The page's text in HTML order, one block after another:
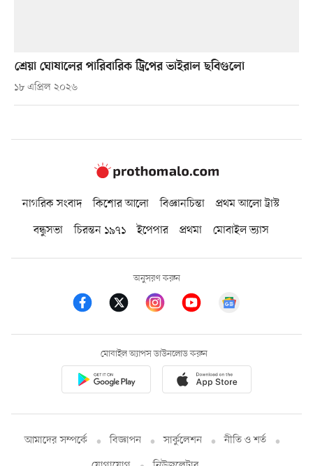
শ্রেয়া ঘোষালের পারিবারিক ট্রিপের ভাইরাল ছবিগুলো
১৮ এপ্রিল ২০২৬
নাগরিক সংবাদ কিশোর আলো বিজ্ঞানচিন্তা
প্রথম আলো ট্রাস্ট
বন্ধুসভা
চিরন্তন ১৯৭১ ইপেপার প্রথমা মোবাইল ভ্যাস
অনুসরণ করুন
মোবাইল অ্যাপস ডাউনলোড করুন
আমাদের সম্পর্কে বিজ্ঞাপন সার্কুলেশন
নীতি ও শর্ত